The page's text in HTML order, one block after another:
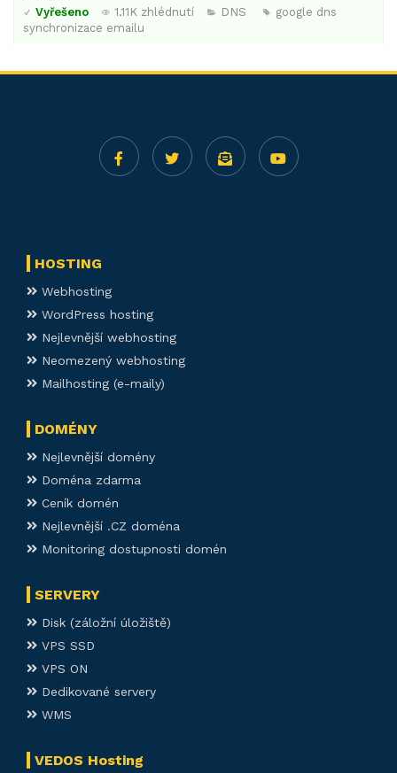
Vyřešeno
1.11K zhlédnutí DNS
google dns
synchronizace emailu
HOSTING
Webhosting
WordPress hosting
Nejlevnější webhosting
Neomezený webhosting
Mailhosting (e-maily)
DOMÉNY
Nejlevnější domény
Doména zdarma
Ceník domén
Nejlevnější .CZ doména
Monitoring dostupnosti domén
SERVERY
Disk (záložní úložiště)
VPS SSD
VPS ON
Dedikované servery
WMS
VEDOS Hosting